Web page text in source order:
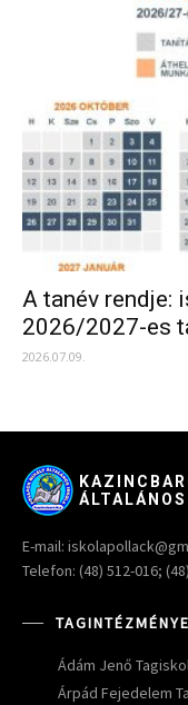
A tanév rendje:
2026/2027-es
2026.07.09.
E-mail:
Telefon: (48) 512-016;
Ádám Jenő
Árpád Fejedelem